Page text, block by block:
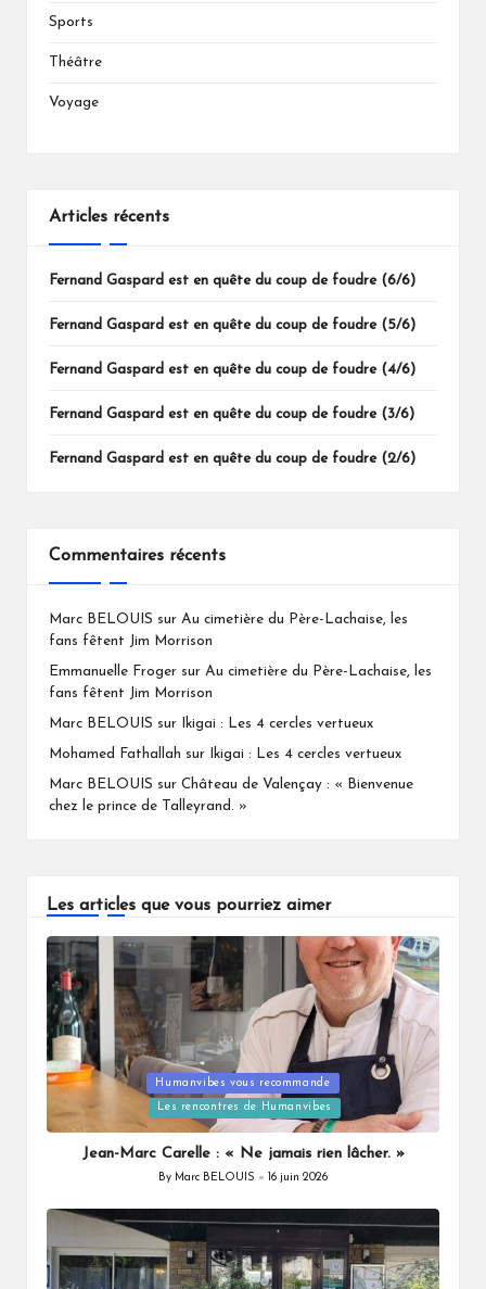
Sports
Théâtre
Voyage
Articles récents
Fernand Gaspard est en quête du coup de foudre (6/6)
Fernand Gaspard est en quête du coup de foudre (5/6)
Fernand Gaspard est en quête du coup de foudre (4/6)
Fernand Gaspard est en quête du coup de foudre (3/6)
Fernand Gaspard est en quête du coup de foudre (2/6)
Commentaires récents
Marc BELOUIS sur Au cimetière du Père-Lachaise, les
fans fêtent Jim Morrison
Emmanuelle Froger sur Au cimetière du Père-Lachaise, les
fans fêtent Jim Morrison
Marc BELOUIS sur Ikigai : Les 4 cercles vertueux
Mohamed Fathallah sur Ikigai : Les 4 cercles vertueux
Marc BELOUIS sur Château de Valençay : « Bienvenue
chez le prince de Talleyrand. »
Les articles que vous pourriez aimer
Posted
in
Humanvibes vous recommande
Les rencontres de Humanvibes
Jean-Marc Carelle : « Ne jamais rien lâcher. »
Posted
By Marc BELOUIS 16 juin 2026